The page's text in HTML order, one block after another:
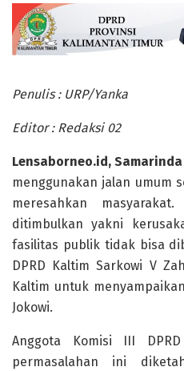
Penulis : URP/Yanka
Editor : Redaksi 02
Lensaborneo.id, Samarinda
menggunakan jalan umum
meresahkan
ditimbulkan yakni
fasilitas publik tidak bisa
DPRD Kaltim Sarkowi V
Kaltim untuk
Jokowi.
Anggota Komisi III
permasalahan ini